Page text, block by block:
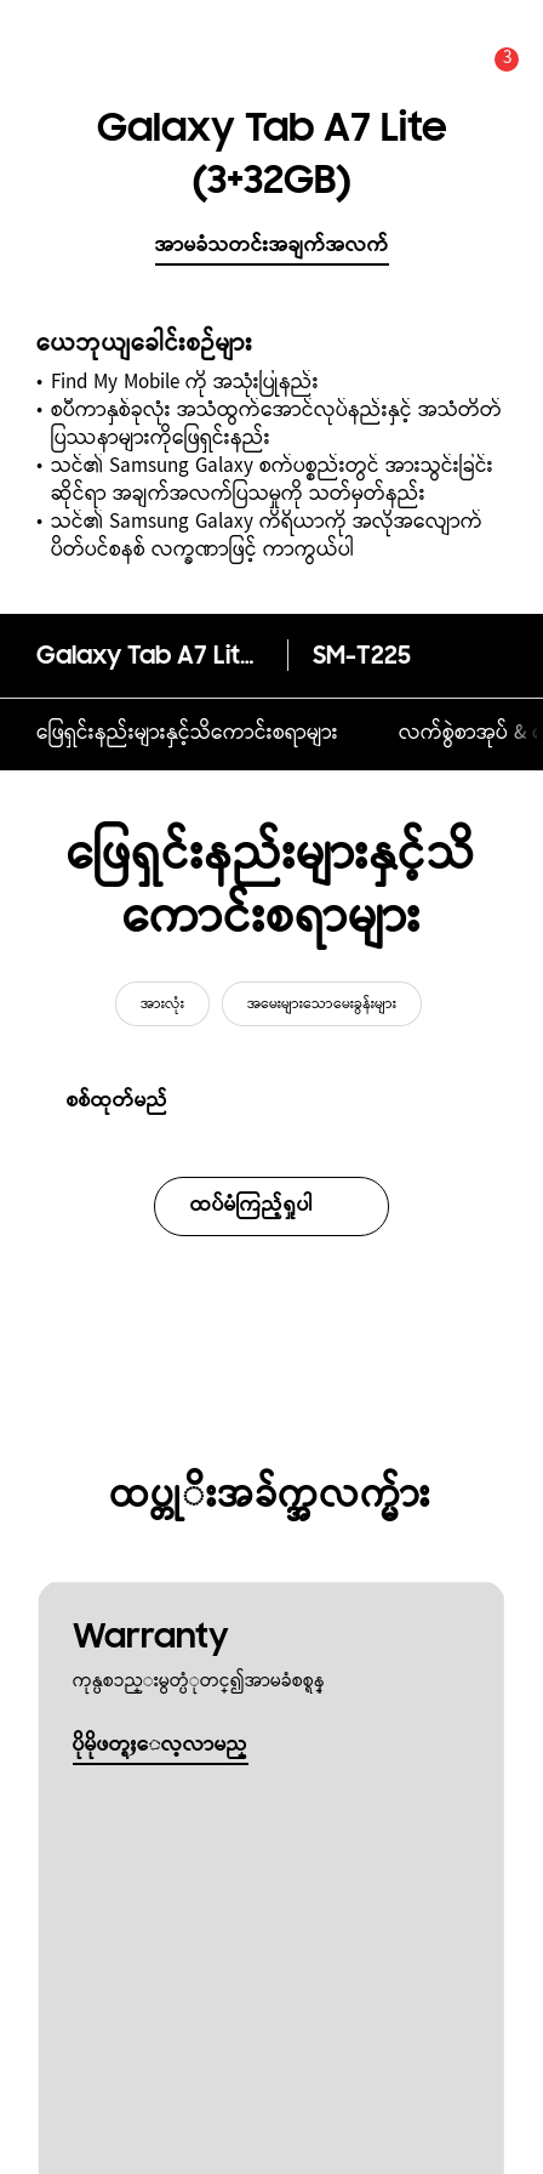
3
Galaxy Tab A7 Lite
(3+32GB)
အာမခံသတင်းအချက်အလက်
ယေဘုယျခေါင်းစဉ်များ
Find My Mobile ကို အသုံးပြုနည်း
စပီကာနှစ်ခုလုံး အသံထွက်အောင်လုပ်နည်းနှင့် အသံတိတ်
ပြဿနာများကိုဖြေရှင်းနည်း
သင်၏ Samsung Galaxy စက်ပစ္စည်းတွင် အားသွင်းခြင်း
ဆိုင်ရာ အချက်အလက်ပြသမှုကို သတ်မှတ်နည်း
သင်၏ Samsung Galaxy ကိရိယာကို အလိုအလျောက်
ပိတ်ပင်စနစ် လက္ခဏာဖြင့် ကာကွယ်ပါ
Galaxy Tab A7 Lite (3+32GB) SM-T225
ဖြေရှင်းနည်းများနှင့်သိကောင်းစရာများ လက်စွဲစာအုပ် & ဒ
ဖြေရှင်းနည်းများနှင့်သိ
ကောင်းစရာများ
အားလုံး အမေးများသောမေးခွန်းများ
စစ်ထုတ်မည်
ထပ်မံကြည့်ရှုပါ
ထပ္တုိးအခ်က္အလက္မ်ား
Warranty
ကုန္ပစၥည္းမွတ္ပံုတင္၍အာမခံစစ္ရန္
ပိုမိုဖတ္ရႈေလ့လာမည္